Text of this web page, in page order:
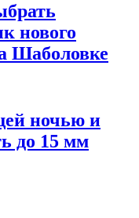
нового
Шаболовке
ночью и
до 15 мм